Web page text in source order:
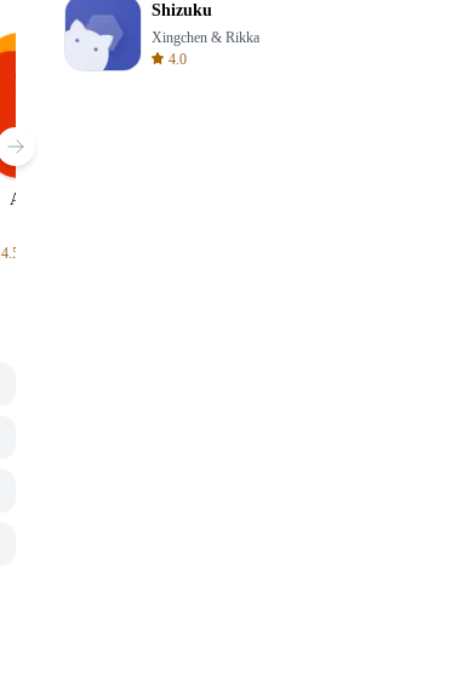
AliExpress
4.5
Shizuku
Xingchen & Rikka
4.0